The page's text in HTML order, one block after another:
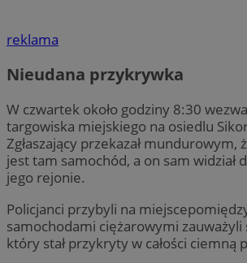
reklama
Nieudana przykrywka
W czwartek około godziny 8:30
targowiska miejskiego na osiedlu
Zgłaszający przekazał mundurowym,
jest tam samochód, a on sam widział
jego rejonie.
Policjanci przybyli na
samochodami ciężarowymi zauważyli
który stał przykryty w całości ciemną